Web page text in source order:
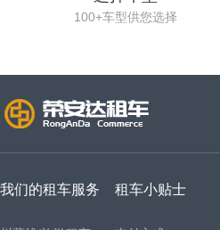
100+车型供您选择
我们的租车服务 租车小贴士